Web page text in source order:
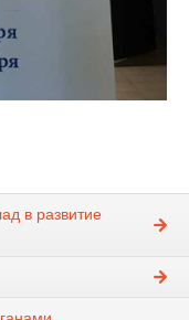
в развитие